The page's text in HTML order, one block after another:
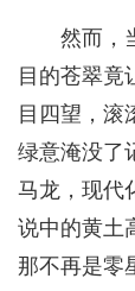
然而，
目的苍翠竟
目四望，滚
绿意淹没了
马龙，现代
说中的黄土
那不再是零